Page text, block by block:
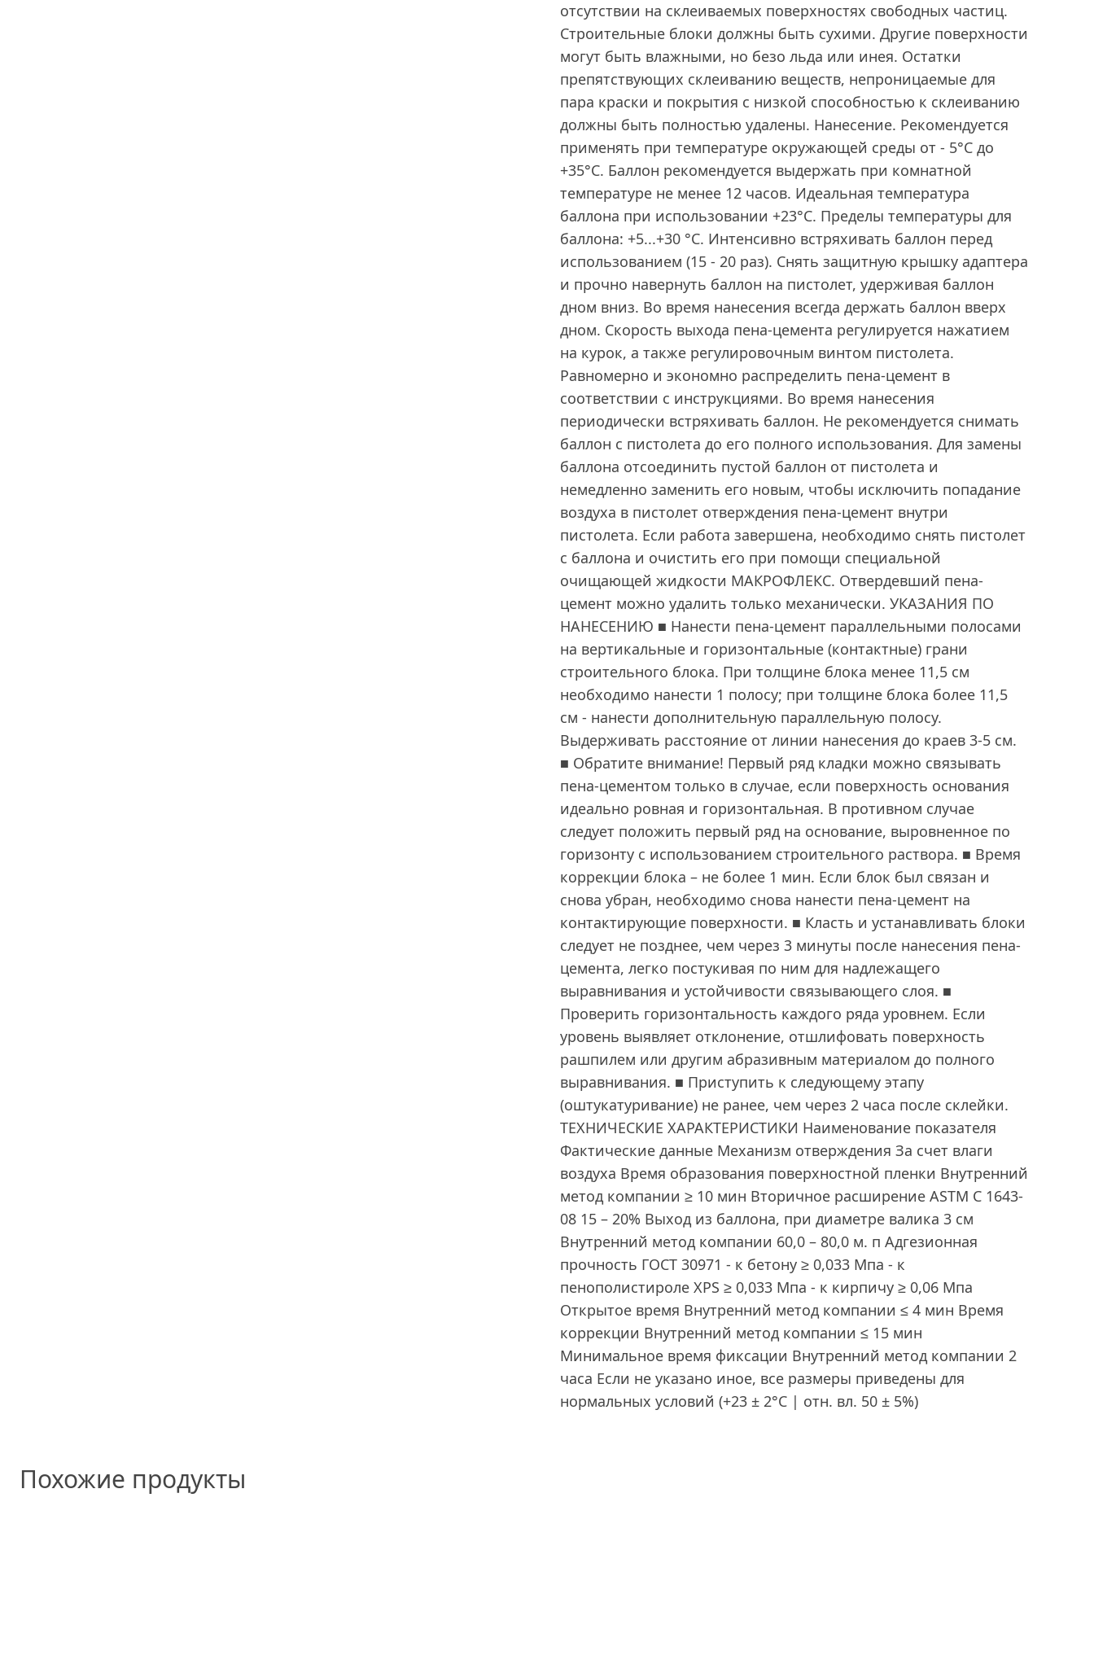
отсутствии на склеиваемых поверхностях свободных частиц.
Строительные блоки должны быть сухими. Другие поверхности
могут быть влажными, но безо льда или инея. Остатки
препятствующих склеиванию веществ, непроницаемые для
пара краски и покрытия с низкой способностью к склеиванию
должны быть полностью удалены. Нанесение. Рекомендуется
применять при температуре окружающей среды от - 5°C до
+35°C. Баллон рекомендуется выдержать при комнатной
температуре не менее 12 часов. Идеальная температура
баллона при использовании +23°C. Пределы температуры для
баллона: +5...+30 °C. Интенсивно встряхивать баллон перед
использованием (15 - 20 раз). Снять защитную крышку адаптера
и прочно навернуть баллон на пистолет, удерживая баллон
дном вниз. Во время нанесения всегда держать баллон вверх
дном. Скорость выхода пена-цемента регулируется нажатием
на курок, а также регулировочным винтом пистолета.
Равномерно и экономно распределить пена-цемент в
соответствии с инструкциями. Во время нанесения
периодически встряхивать баллон. Не рекомендуется снимать
баллон с пистолета до его полного использования. Для замены
баллона отсоединить пустой баллон от пистолета и
немедленно заменить его новым, чтобы исключить попадание
воздуха в пистолет отверждения пена-цемент внутри
пистолета. Если работа завершена, необходимо снять пистолет
с баллона и очистить его при помощи специальной
очищающей жидкости МАКРОФЛЕКС. Отвердевший пена-
цемент можно удалить только механически. УКАЗАНИЯ ПО
НАНЕСЕНИЮ ■ Нанести пена-цемент параллельными полосами
на вертикальные и горизонтальные (контактные) грани
строительного блока. При толщине блока менее 11,5 см
необходимо нанести 1 полосу; при толщине блока более 11,5
см - нанести дополнительную параллельную полосу.
Выдерживать расстояние от линии нанесения до краев 3-5 см.
■ Обратите внимание! Первый ряд кладки можно связывать
пена-цементом только в случае, если поверхность основания
идеально ровная и горизонтальная. В противном случае
следует положить первый ряд на основание, выровненное по
горизонту с использованием строительного раствора. ■ Время
коррекции блока – не более 1 мин. Если блок был связан и
снова убран, необходимо снова нанести пена-цемент на
контактирующие поверхности. ■ Класть и устанавливать блоки
следует не позднее, чем через 3 минуты после нанесения пена-
цемента, легко постукивая по ним для надлежащего
выравнивания и устойчивости связывающего слоя. ■
Проверить горизонтальность каждого ряда уровнем. Если
уровень выявляет отклонение, отшлифовать поверхность
рашпилем или другим абразивным материалом до полного
выравнивания. ■ Приступить к следующему этапу
(оштукатуривание) не ранее, чем через 2 часа после склейки.
ТЕХНИЧЕСКИЕ ХАРАКТЕРИСТИКИ Наименование показателя
Фактические данные Механизм отверждения За счет влаги
воздуха Время образования поверхностной пленки Внутренний
метод компании ≥ 10 мин Вторичное расширение ASTM C 1643-
08 15 – 20% Выход из баллона, при диаметре валика 3 см
Внутренний метод компании 60,0 – 80,0 м. п Адгезионная
прочность ГОСТ 30971 - к бетону ≥ 0,033 Мпа - к
пенополистироле XPS ≥ 0,033 Мпа - к кирпичу ≥ 0,06 Мпа
Открытое время Внутренний метод компании ≤ 4 мин Время
коррекции Внутренний метод компании ≤ 15 мин
Минимальное время фиксации Внутренний метод компании 2
часа Если не указано иное, все размеры приведены для
нормальных условий (+23 ± 2°C | отн. вл. 50 ± 5%)
Похожие продукты